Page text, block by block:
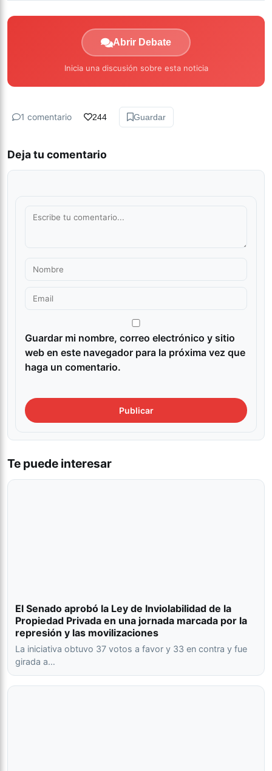
Abrir Debate
Inicia una discusión sobre esta noticia
1 comentario 244 Guardar
Deja tu comentario
Guardar mi nombre, correo electrónico y sitio
web en este navegador para la próxima vez que
haga un comentario.
Te puede interesar
El Senado aprobó la Ley de Inviolabilidad de la
Propiedad Privada en una jornada marcada por la
represión y las movilizaciones
La iniciativa obtuvo 37 votos a favor y 33 en contra y fue
girada a…